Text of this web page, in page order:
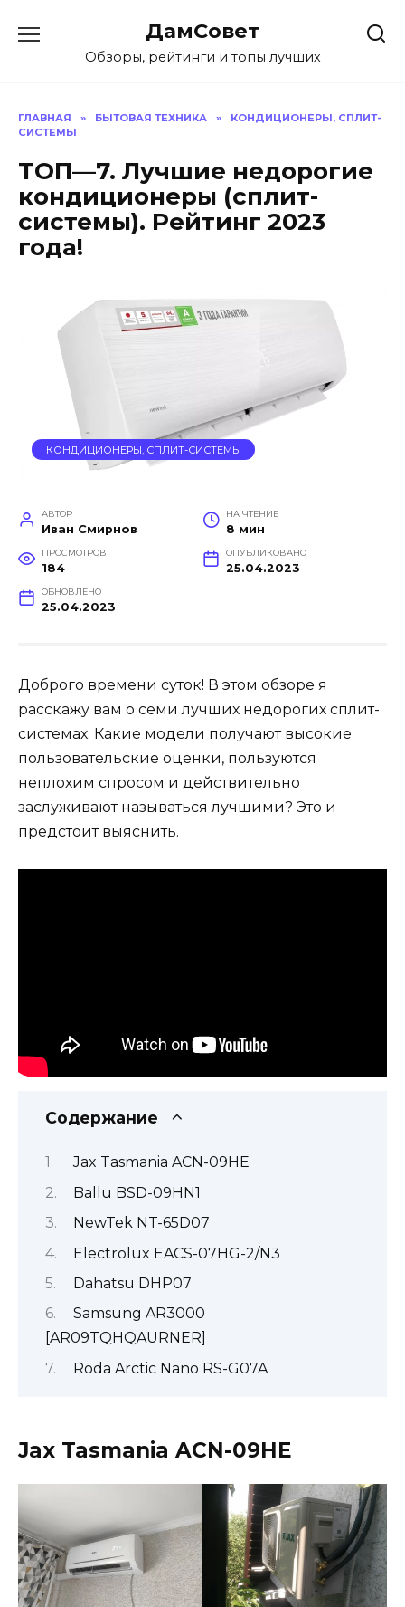
содержанию
ДамСовет
Обзоры, рейтинги и топы лучших
ГЛАВНАЯ » БЫТОВАЯ ТЕХНИКА »
КОНДИЦИОНЕРЫ, СПЛИТ-
СИСТЕМЫ
ТОП—7. Лучшие недорогие
кондиционеры (сплит-
системы). Рейтинг 2023
года!
КОНДИЦИОНЕРЫ, СПЛИТ-СИСТЕМЫ
АВТОР
Иван Смирнов
НА ЧТЕНИЕ
8 мин
ПРОСМОТРОВ
184
ОПУБЛИКОВАНО
25.04.2023
ОБНОВЛЕНО
25.04.2023
Доброго времени суток! В этом обзоре я
расскажу вам о семи лучших недорогих сплит-
системах. Какие модели получают высокие
пользовательские оценки, пользуются
неплохим спросом и действительно
заслуживают называться лучшими? Это и
предстоит выяснить.
Содержание
Jax Tasmania ACN-09HE
Ballu BSD-09HN1
NewTek NT-65D07
Electrolux EACS-07HG-2/N3
Dahatsu DHP07
Samsung AR3000
[AR09TQHQAURNER]
Roda Arctic Nano RS-G07A
Jax Tasmania ACN-09HE